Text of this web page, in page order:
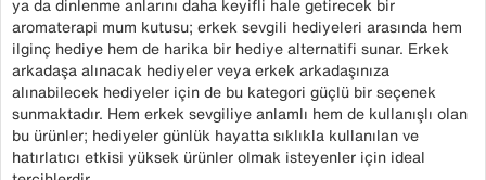
ya da dinlenme anlarını daha keyifli hale getirecek bir
aromaterapi mum kutusu; erkek sevgili hediyeleri arasında hem
ilginç hediye hem de harika bir hediye alternatifi sunar. Erkek
arkadaşa alınacak hediyeler veya erkek arkadaşınıza
alınabilecek hediyeler için de bu kategori güçlü bir seçenek
sunmaktadır. Hem erkek sevgiliye anlamlı hem de kullanışlı olan
bu ürünler; hediyeler günlük hayatta sıklıkla kullanılan ve
hatırlatıcı etkisi yüksek ürünler olmak isteyenler için ideal